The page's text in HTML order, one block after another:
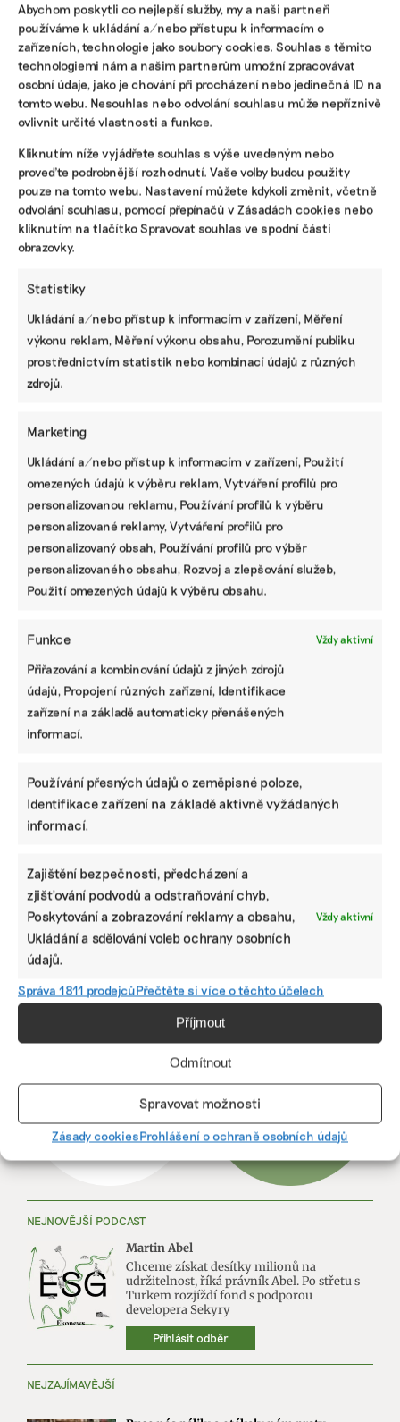
Abychom poskytli co nejlepší služby, my a naši partneři
používáme k ukládání a/nebo přístupu k informacím o
zařízeních, technologie jako soubory cookies. Souhlas s těmito
technologiemi nám a našim partnerům umožní zpracovávat
osobní údaje, jako je chování při procházení nebo jedinečná ID na
tomto webu. Nesouhlas nebo odvolání souhlasu může nepříznivě
ovlivnit určité vlastnosti a funkce.
Kliknutím níže vyjádřete souhlas s výše uvedeným nebo
proveďte podrobnější rozhodnutí. Vaše volby budou použity
pouze na tomto webu. Nastavení můžete kdykoli změnit, včetně
odvolání souhlasu, pomocí přepínačů v Zásadách cookies nebo
kliknutím na tlačítko Spravovat souhlas ve spodní části
obrazovky.
Statistiky
Ukládání a/nebo přístup k informacím v zařízení, Měření
výkonu reklam, Měření výkonu obsahu, Porozumění publiku
prostřednictvím statistik nebo kombinací údajů z různých
zdrojů.
Marketing
Ukládání a/nebo přístup k informacím v zařízení, Použití
omezených údajů k výběru reklam, Vytváření profilů pro
personalizovanou reklamu, Používání profilů k výběru
personalizované reklamy, Vytváření profilů pro
personalizovaný obsah, Používání profilů pro výběr
personalizovaného obsahu, Rozvoj a zlepšování služeb,
Použití omezených údajů k výběru obsahu.
Funkce Vždy aktivní
Přiřazování a kombinování údajů z jiných zdrojů
údajů, Propojení různých zařízení, Identifikace
zařízení na základě automaticky přenášených
informací.
Používání přesných údajů o zeměpisné poloze,
Identifikace zařízení na základě aktivně vyžádaných
informací.
Zajištění bezpečnosti, předcházení a
zjišťování podvodů a odstraňování chyb,
Poskytování a zobrazování reklamy a obsahu,
Ukládání a sdělování voleb ochrany osobních
údajů.
Vždy aktivní
Správa 1811 prodejcůPřečtěte si více o těchto účelech
Příjmout
Odmítnout
Spravovat možnosti
Zásady cookiesProhlášení o ochraně osobních údajů
Pomozte udržet důležité
informace dostupné všem.
Díky vaší podpoře se můžeme pustit do témat,
která by jinak nevznikla.
Přispějte na vznik obsahu.
SDÍLET
povinnost.
Udržitelnost je
způsob, jak
řídit firmu do
hodnotu, říká
expertka
postavil pár
pasivních
domů, mělo by
CTP, popisuje
manažer
ideální je začít
s přípravou na
ODEBÍREJTE NÁŠ NEWSLETTER
NEJNOVĚJŠÍ PODCAST
Martin Abel
Chceme získat desítky milionů na
udržitelnost, říká právník Abel. Po střetu s
Turkem rozjíždí fond s podporou
developera Sekyry
Přihlásit odběr
NEJZAJÍMAVĚJŠÍ